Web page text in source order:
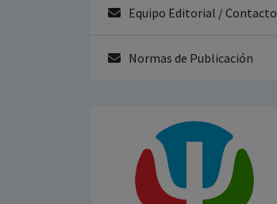
Equipo Editorial / Contacto
Normas de Publicación